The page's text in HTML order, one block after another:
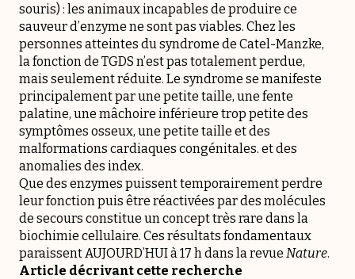
souris) : les animaux incapables de produire ce
sauveur d’enzyme ne sont pas viables. Chez les
personnes atteintes du syndrome de Catel-Manzke,
la fonction de TGDS n’est pas totalement perdue,
mais seulement réduite. Le syndrome se manifeste
principalement par une petite taille, une fente
palatine, une mâchoire inférieure trop petite des
symptômes osseux, une petite taille et des
malformations cardiaques congénitales. et des
anomalies des index.
Que des enzymes puissent temporairement perdre
leur fonction puis être réactivées par des molécules
de secours constitue un concept très rare dans la
biochimie cellulaire. Ces résultats fondamentaux
paraissent AUJOURD’HUI à 17 h dans la revue Nature.
Article décrivant cette recherche